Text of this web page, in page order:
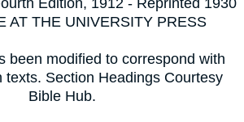
AT THE UNIVERSITY PRESS
been modified to correspond with
texts. Section Headings Courtesy
Bible Hub.